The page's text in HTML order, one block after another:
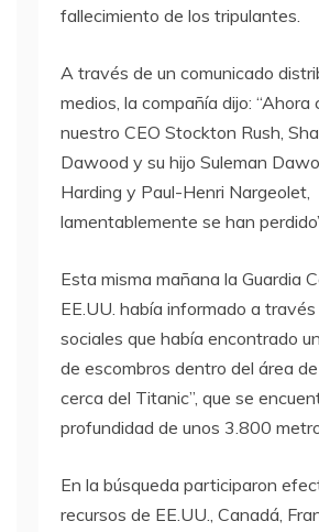
fallecimiento de los tripulantes.
A través de un comunicado
medios, la compañía dijo: “Ahora
nuestro CEO Stockton Rush,
Dawood y su hijo Suleman
Harding y Paul-Henri Nargeolet,
lamentablemente se han
Esta misma mañana la Guardia
EE.UU. había informado a
sociales que había encontrado
de escombros dentro del área
cerca del Titanic”, que se
profundidad de unos 3.800
En la búsqueda participaron
recursos de EE.UU., Canadá,